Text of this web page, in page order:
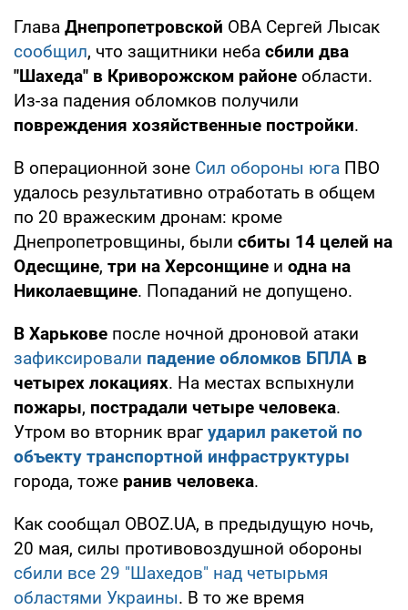
Глава Днепропетровской ОВА Сергей Лысак
сообщил, что защитники неба сбили два
"Шахеда" в Криворожском районе области.
Из-за падения обломков получили
повреждения хозяйственные постройки.
В операционной зоне Сил обороны юга ПВО
удалось результативно отработать в общем
по 20 вражеским дронам: кроме
Днепропетровщины, были сбиты 14 целей на
Одесщине, три на Херсонщине и одна на
Николаевщине. Попаданий не допущено.
В Харькове после ночной дроновой атаки
зафиксировали падение обломков БПЛА в
четырех локациях. На местах вспыхнули
пожары, пострадали четыре человека.
Утром во вторник враг ударил ракетой по
объекту транспортной инфраструктуры
города, тоже ранив человека.
Как сообщал OBOZ.UA, в предыдущую ночь,
20 мая, силы противовоздушной обороны
сбили все 29 "Шахедов" над четырьмя
областями Украины. В то же время